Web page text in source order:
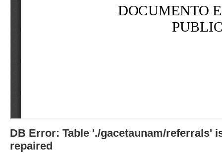
DB Error: Table './gacetaunam/referrals'
repaired